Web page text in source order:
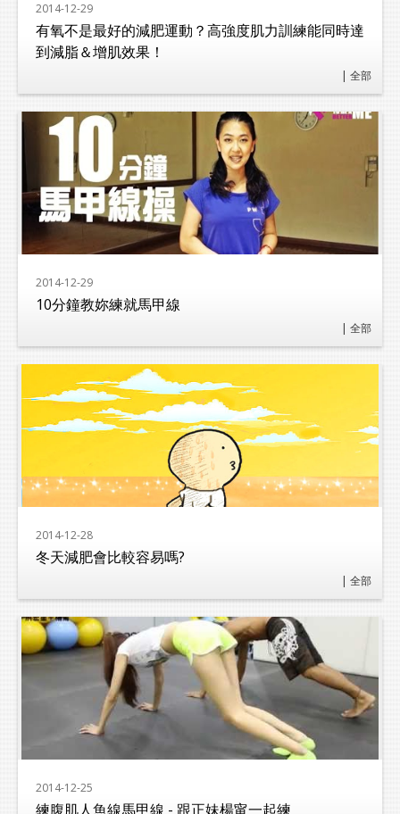
2014-12-29
有氧不是最好的減肥運動？高強度肌力訓練能同時達
到減脂＆增肌效果！
| 全部
2014-12-29
10分鐘教妳練就馬甲線
| 全部
2014-12-28
冬天減肥會比較容易嗎?
| 全部
2014-12-25
練腹肌人魚線馬甲線 - 跟正妹楊甯一起練